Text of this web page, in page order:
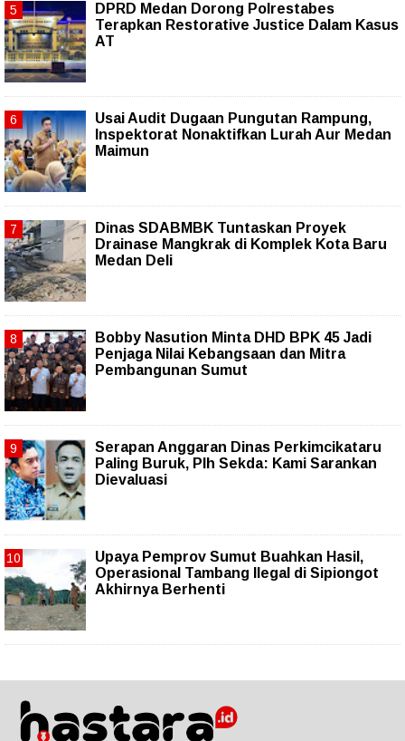
DPRD Medan Dorong Polrestabes
Terapkan Restorative Justice Dalam Kasus
AT
Usai Audit Dugaan Pungutan Rampung,
Inspektorat Nonaktifkan Lurah Aur Medan
Maimun
Dinas SDABMBK Tuntaskan Proyek
Drainase Mangkrak di Komplek Kota Baru
Medan Deli
Bobby Nasution Minta DHD BPK 45 Jadi
Penjaga Nilai Kebangsaan dan Mitra
Pembangunan Sumut
Serapan Anggaran Dinas Perkimcikataru
Paling Buruk, Plh Sekda: Kami Sarankan
Dievaluasi
Upaya Pemprov Sumut Buahkan Hasil,
Operasional Tambang Ilegal di Sipiongot
Akhirnya Berhenti